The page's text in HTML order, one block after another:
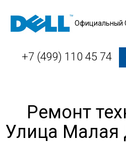
Официальный
+7 (499) 110 45 74
Ремонт
Улица Малая